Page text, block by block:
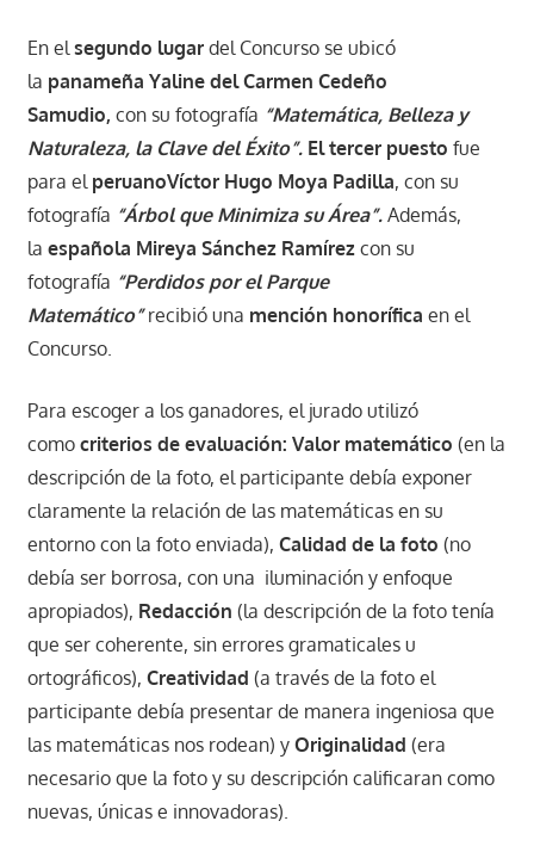
En elsegundo lugardel Concurso se ubicó
la panameña Yaline del Carmen Cedeño
Samudio, con su fotografía “Matemática, Belleza y
Naturaleza, la Clave del Éxito”. El tercer puesto fue
para elperuanoVíctor Hugo Moya Padilla, con su
fotografía “Árbol que Minimiza su Área”.Además,
la española Mireya Sánchez Ramírezcon su
fotografía “Perdidos por el Parque
Matemático”recibió una mención honorífica en el
Concurso.
Para escoger a los ganadores, el jurado utilizó
como criterios de evaluación: Valor matemático (en la
descripción de la foto, el participante debía exponer
claramente la relación de las matemáticas en su
entorno con la foto enviada), Calidad de la foto (no
debía ser borrosa, con una iluminación y enfoque
apropiados), Redacción (la descripción de la foto tenía
que ser coherente, sin errores gramaticales u
ortográficos), Creatividad (a través de la foto el
participante debía presentar de manera ingeniosa que
las matemáticas nos rodean) y Originalidad (era
necesario que la foto y su descripción calificaran como
nuevas, únicas e innovadoras).